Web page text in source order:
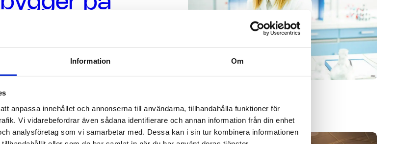
Information Om
anpassa innehållet och annonserna till användarna, tillhandahålla funktioner för
Vi vidarebefordrar även sådana identifierare och annan information från din enhet
analysföretag som vi samarbetar med. Dessa kan i sin tur kombinera informationen